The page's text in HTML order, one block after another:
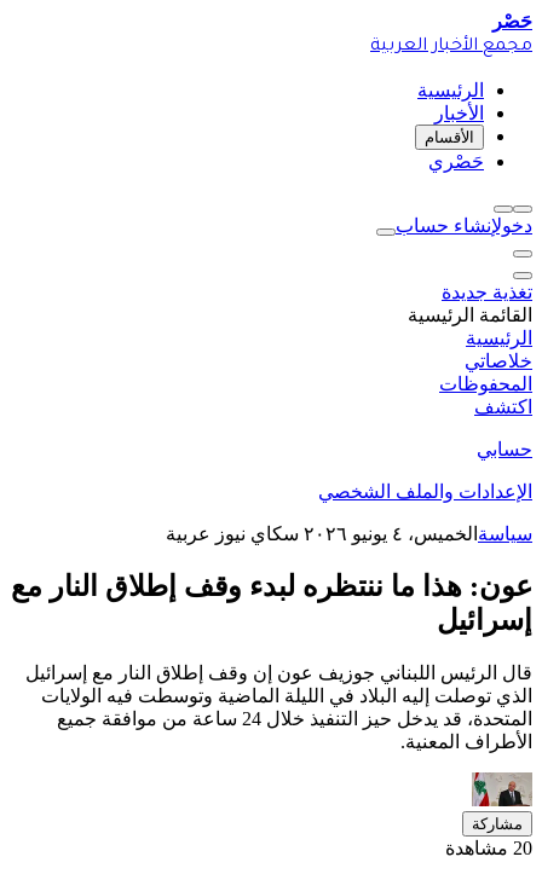
حَصْر
مجمع الأخبار العربية
الرئيسية
الأخبار
الأقسام
حَصْري
دخولإنشاء حساب
تغذية جديدة
القائمة الرئيسية
الرئيسية
خلاصاتي
المحفوظات
اكتشف
حسابي
الإعدادات والملف الشخصي
سياسة الخميس، ٤ يونيو ٢٠٢٦ سكاي نيوز عربية
عون: هذا ما ننتظره لبدء وقف إطلاق النار مع
إسرائيل
قال ​الرئيس اللبناني جوزيف عون ⁠إن وقف إطلاق النار مع إسرائيل
الذي توصلت إليه البلاد في الليلة ​الماضية وتوسطت فيه الولايات
‌المتحدة، قد يدخل حيز التنفيذ خلال 24 ساعة ‌من موافقة ‌جميع
الأطراف المعنية.
مشاركة
20 مشاهدة